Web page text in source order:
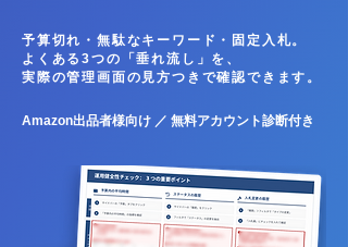
予算切れ・無駄なキーワード・固定入札。
よくある3つの「垂れ流し」を、
実際の管理画面の見方つきで確認できます。
Amazon出品者様向け ／ 無料アカウント診断付き